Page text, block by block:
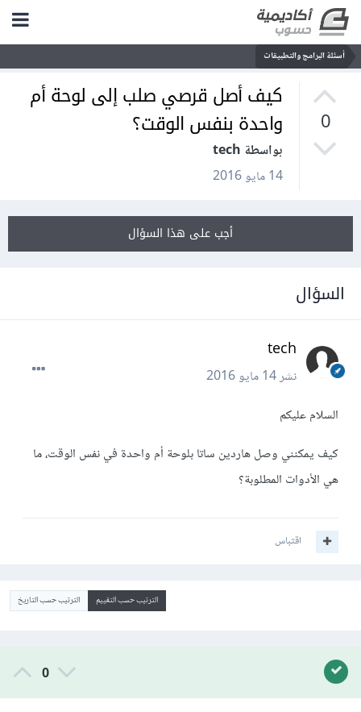
أسئلة البرامج والتطبيقات
0
كيف أصل قرصي صلب إلى لوحة أم
واحدة بنفس الوقت؟
بواسطة tech
14 مايو 2016
أجب على هذا السؤال
السؤال
tech
نشر14 مايو 2016
السلام عليكم
كيف يمكنني وصل هاردين ساتا بلوحة أم واحدة في نفس الوقت، ما
هي الأدوات المطلوبة؟
اقتباس
الترتيب حسب التقييم الترتيب حسب التاريخ
0